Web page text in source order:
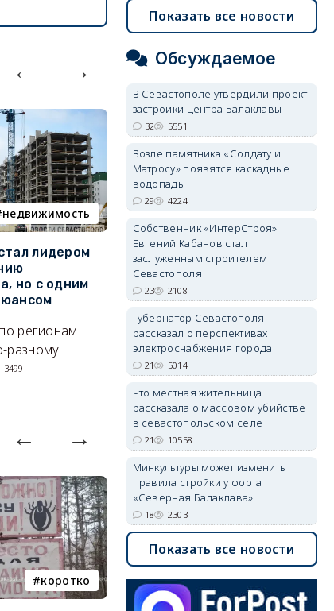
недвижимость
лидером
но с одним
регионам
разному.
3499
ПВО
взять на работу для защиты
города от дронов
Что надо знать о МОГах
города.
07/08/2026 15:13 7286
коротко Балаклава
Показать все новости
Обсуждаемое
В Севастополе утвердили проект
застройки центра Балаклавы
32 5551
Возле памятника «Солдату и
Матросу» появятся каскадные
водопады
29 4224
Собственник «ИнтерСтроя»
Евгений Кабанов стал
заслуженным строителем
Севастополя
23 2108
Губернатор Севастополя
рассказал о перспективах
электроснабжения города
21 5014
Что местная жительница
рассказала о массовом убийстве
в севастопольском селе
21 10558
Минкультуры может изменить
правила стройки у форта
«Северная Балаклава»
18 2303
Показать все новости